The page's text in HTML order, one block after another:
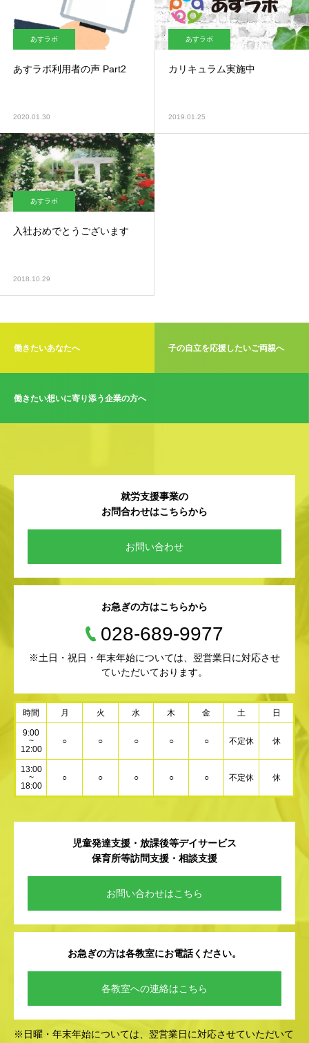
あすラボ
あすラボ利用者の声 Part2
2020.01.30
あすラボ
カリキュラム実施中
2019.01.25
あすラボ
入社おめでとうございます
2018.10.29
働きたいあなたへ 子の自立を応援したいご両親へ
働きたい想いに寄り添う企業の方へ
就労支援事業の
お問合わせはこちらから
お問い合わせ
お急ぎの方はこちらから
028-689-9977
※土日・祝日・年末年始については、翌営業日に対応させ
ていただいております。
時間 月 火 水 木 金 土 日
9:00
~
12:00
○ ○ ○ ○ ○ 不定休 休
13:00
~
18:00
○ ○ ○ ○ ○ 不定休 休
児童発達支援・放課後等デイサービス
保育所等訪問支援・相談支援
お問い合わせはこちら
お急ぎの方は各教室にお電話ください。
各教室への連絡はこちら
※日曜・年末年始については、翌営業日に対応させていただいて